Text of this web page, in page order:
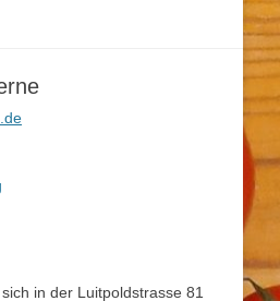
in der Luitpoldstrasse 81